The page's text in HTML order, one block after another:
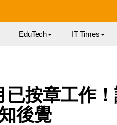
EduTech IT Times
按章工作
後覺